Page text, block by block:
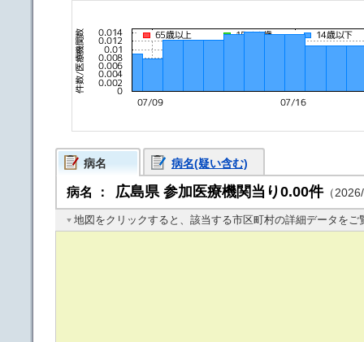
病名 病名(疑い含む)
病名 ： 広島県 参加医療機関当り0.00件（
地図をクリックすると、該当する市区町村の詳細データをご